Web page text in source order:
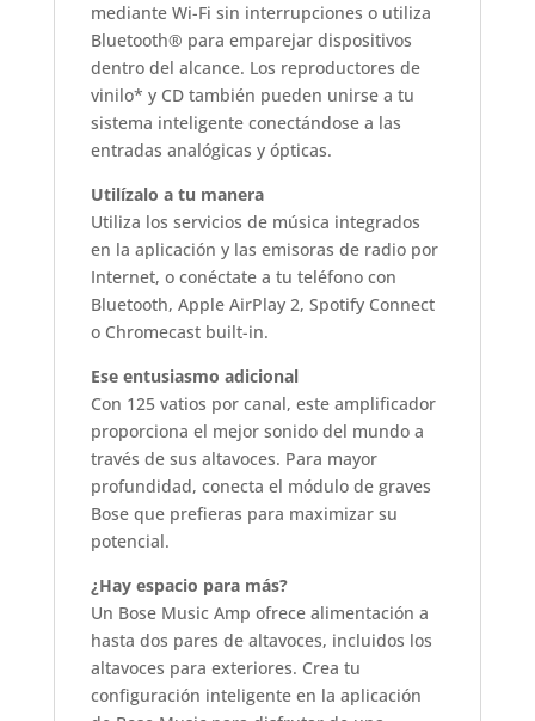
mediante Wi-Fi sin interrupciones o utiliza
Bluetooth® para emparejar dispositivos
dentro del alcance. Los reproductores de
vinilo* y CD también pueden unirse a tu
sistema inteligente conectándose a las
entradas analógicas y ópticas.
Utilízalo a tu manera
Utiliza los servicios de música integrados
en la aplicación y las emisoras de radio por
Internet, o conéctate a tu teléfono con
Bluetooth, Apple AirPlay 2, Spotify Connect
o Chromecast built-in.
Ese entusiasmo adicional
Con 125 vatios por canal, este amplificador
proporciona el mejor sonido del mundo a
través de sus altavoces. Para mayor
profundidad, conecta el módulo de graves
Bose que prefieras para maximizar su
potencial.
¿Hay espacio para más?
Un Bose Music Amp ofrece alimentación a
hasta dos pares de altavoces, incluidos los
altavoces para exteriores. Crea tu
configuración inteligente en la aplicación